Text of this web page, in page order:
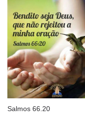
Salmos 66.20